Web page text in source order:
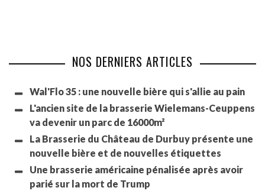
NOS DERNIERS ARTICLES
Wal'Flo 35 : une nouvelle bière qui s'allie au pain
L'ancien site de la brasserie Wielemans-Ceuppens
va devenir un parc de 16000m²
La Brasserie du Château de Durbuy présente une
nouvelle bière et de nouvelles étiquettes
Une brasserie américaine pénalisée après avoir
parié sur la mort de Trump